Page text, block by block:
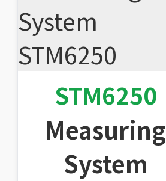
STM6250
Measuring
System